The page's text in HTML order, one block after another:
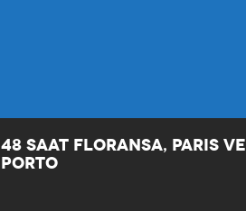
48 SAAT FLORANSA, PARIS VE
PORTO